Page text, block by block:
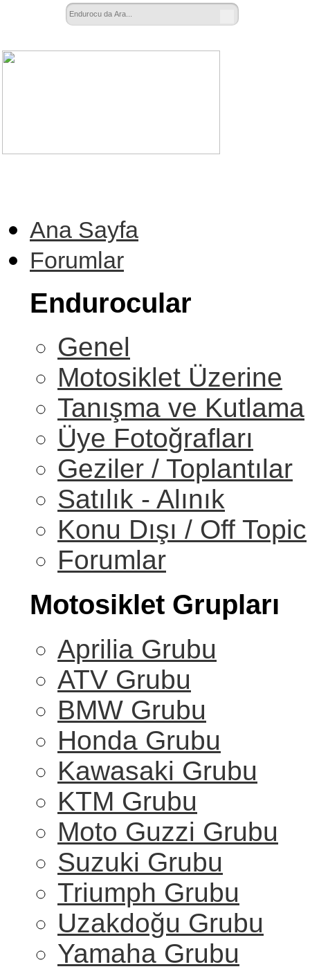
Ana Sayfa
Forumlar
Endurocular
Genel
Motosiklet Üzerine
Tanışma ve Kutlama
Üye Fotoğrafları
Geziler / Toplantılar
Satılık - Alınık
Konu Dışı / Off Topic
Forumlar
Motosiklet Grupları
Aprilia Grubu
ATV Grubu
BMW Grubu
Honda Grubu
Kawasaki Grubu
KTM Grubu
Moto Guzzi Grubu
Suzuki Grubu
Triumph Grubu
Uzakdoğu Grubu
Yamaha Grubu